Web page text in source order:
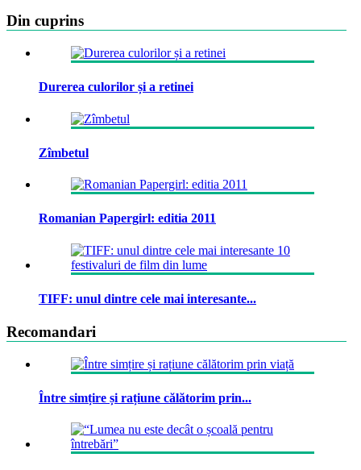
Din cuprins
Durerea culorilor și a retinei
Zîmbetul
Romanian Papergirl: editia 2011
TIFF: unul dintre cele mai interesante...
Recomandari
Între simțire și rațiune călătorim prin...